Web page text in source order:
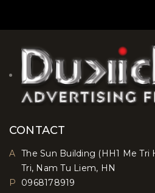
CONTACT
A The Sun Building (HH1 Me Tri
Tri, Nam Tu Liem, HN
P
0968178919